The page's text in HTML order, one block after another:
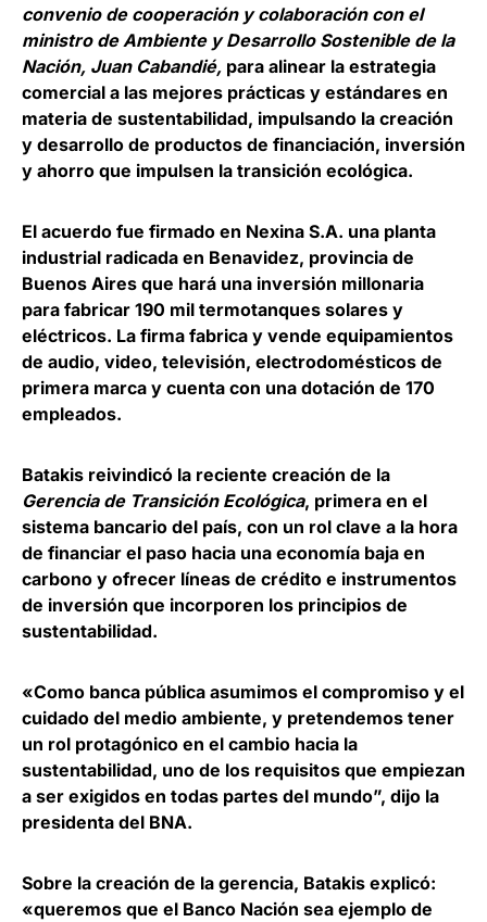
convenio de cooperación y colaboración con el
ministro de Ambiente y Desarrollo Sostenible de la
Nación, Juan Cabandié, para alinear la estrategia
comercial a las mejores prácticas y estándares en
materia de sustentabilidad, impulsando la creación
y desarrollo de productos de financiación, inversión
y ahorro que impulsen la transición ecológica.
El acuerdo fue firmado en Nexina S.A. una planta
industrial radicada en Benavidez, provincia de
Buenos Aires que hará una inversión millonaria
para fabricar 190 mil termotanques solares y
eléctricos. La firma fabrica y vende equipamientos
de audio, video, televisión, electrodomésticos de
primera marca y cuenta con una dotación de 170
empleados.
Batakis reivindicó la reciente creación de la
Gerencia de Transición Ecológica, primera en el
sistema bancario del país, con un rol clave a la hora
de financiar el paso hacia una economía baja en
carbono y ofrecer líneas de crédito e instrumentos
de inversión que incorporen los principios de
sustentabilidad.
«Como banca pública asumimos el compromiso y el
cuidado del medio ambiente, y pretendemos tener
un rol protagónico en el cambio hacia la
sustentabilidad, uno de los requisitos que empiezan
a ser exigidos en todas partes del mundo”, dijo la
presidenta del BNA.
Sobre la creación de la gerencia, Batakis explicó:
«queremos que el Banco Nación sea ejemplo de